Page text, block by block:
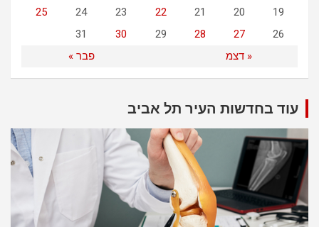
« דצמ פבר »
19
20
21
22
23
24
25
26
27
28
29
30
31
עוד בחדשות העיר תל אביב